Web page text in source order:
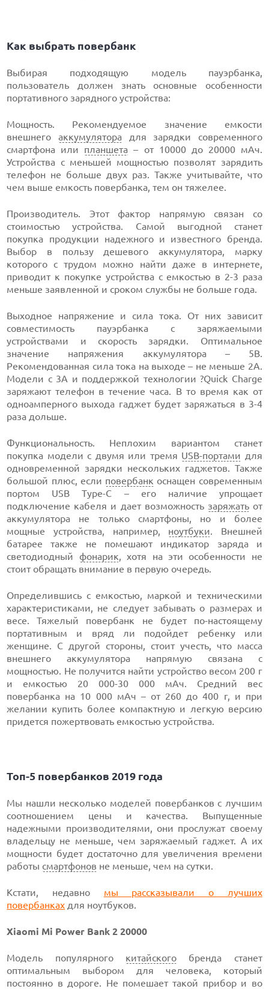
Как выбрать повербанк
Выбирая подходящую модель пауэрбанка,
пользователь должен знать основные особенности
портативного зарядного устройства:
Мощность. Рекомендуемое значение емкости
внешнего аккумуляторадля зарядки современного
смартфона или планшета – от 10000 до 20000 мАч.
Устройства с меньшей мощностью позволят зарядить
телефон не больше двух раз. Также учитывайте, что
чем выше емкость повербанка, тем он тяжелее.
Производитель. Этот фактор напрямую связан со
стоимостью устройства. Самой выгодной станет
покупка продукции надежного и известного бренда.
Выбор в пользу дешевого аккумулятора, марку
которого с трудом можно найти даже в интернете,
приводит к покупке устройства с емкостью в 2-3 раза
меньше заявленной и сроком службы не больше года.
Выходное напряжение и сила тока. От них зависит
совместимость пауэрбанка с заряжаемыми
устройствами и скорость зарядки. Оптимальное
значение напряжения аккумулятора – 5В.
Рекомендованная сила тока на выходе – не меньше 2А.
Модели с 3А и поддержкой технологии ?Quick Charge
заряжают телефон в течение часа. В то время как от
одноамперного выхода гаджет будет заряжаться в 3-4
раза дольше.
Функциональность. Неплохим вариантом станет
покупка модели с двумя или тремя USB-портами для
одновременной зарядки нескольких гаджетов. Также
большой плюс, если повербанк оснащен современным
портом USB Type-C – его наличие упрощает
подключение кабеля и дает возможность заряжатьот
аккумулятора не только смартфоны, но и более
мощные устройства, например, ноутбуки. Внешней
батарее также не помешают индикатор заряда и
светодиодный фонарик, хотя на эти особенности не
стоит обращать внимание в первую очередь.
Определившись с емкостью, маркой и техническими
характеристиками, не следует забывать о размерах и
весе. Тяжелый повербанк не будет по-настоящему
портативным и вряд ли подойдет ребенку или
женщине. С другой стороны, стоит учесть, что масса
внешнего аккумулятора напрямую связана с
мощностью. Не получится найти устройство весом 200 г
и емкостью 20 000-30 000 мАч. Средний вес
повербанка на 10 000 мАч – от 260 до 400 г, и при
желании купить более компактную и легкую версию
придется пожертвовать емкостью устройства.
Топ-5 повербанков 2019 года
Мы нашли несколько моделей повербанков с лучшим
соотношением цены и качества. Выпущенные
надежными производителями, они прослужат своему
владельцу не меньше, чем заряжаемый гаджет. А их
мощности будет достаточно для увеличения времени
работы смартфонов не меньше, чем на сутки.
Кстати, недавно мы рассказывали о лучших
повербанках для ноутбуков.
Xiaomi Mi Power Bank 2 20000
Модель популярного китайского бренда станет
оптимальным выбором для человека, который
постоянно в дороге. Не помешает такой прибор и во